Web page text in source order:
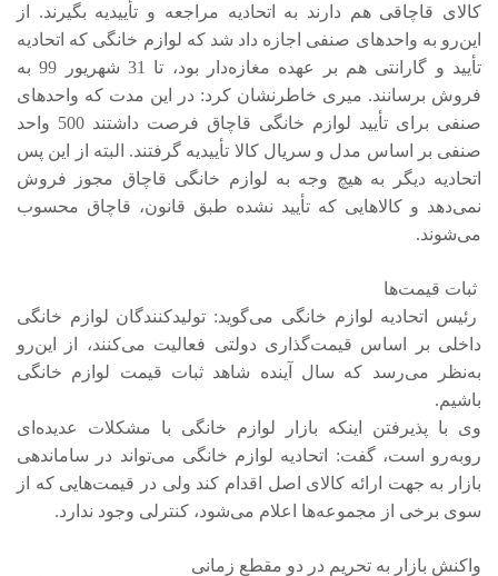
کالای قاچاقی هم دارند به اتحادیه مراجعه و تأییدیه بگیرند. از
این‌رو به واحدهای صنفی اجازه داد شد که لوازم خانگی که اتحادیه
تأیید و گارانتی هم بر عهده مغازه‌دار بود، تا 31 شهریور 99 به
فروش برسانند. میری خاطرنشان کرد: در این مدت که واحدهای
صنفی برای تأیید لوازم خانگی قاچاق فرصت داشتند 500 واحد
صنفی بر اساس مدل و سریال کالا تأییدیه گرفتند. البته از این پس
اتحادیه دیگر به هیچ وجه به لوازم خانگی قاچاق مجوز فروش
نمی‌دهد و کالاهایی که تأیید نشده طبق قانون، قاچاق محسوب
می‌شوند.
ثبات قیمت‌ها
رئیس اتحادیه لوازم خانگی می‌گوید: تولیدکنندگان لوازم خانگی
داخلی بر اساس قیمت‌گذاری دولتی فعالیت می‌کنند، از این‌رو
به‌نظر می‌رسد که سال آینده شاهد ثبات قیمت لوازم خانگی
باشیم.
وی با پذیرفتن اینکه بازار لوازم خانگی با مشکلات عدیده‌ای
روبه‌رو است، گفت: اتحادیه لوازم خانگی می‌تواند در ساماندهی
بازار به جهت ارائه کالای اصل اقدام کند ولی در قیمت‌هایی که از
سوی برخی از مجموعه‌ها اعلام می‌شود، کنترلی وجود ندارد.
واکنش بازار به تحریم در دو مقطع زمانی